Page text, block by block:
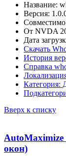
Название:
Версия:
От NVDA
Дата
Скачать
История
Справка
Категория:
Вверх к списку
AutoMaximize
окон)